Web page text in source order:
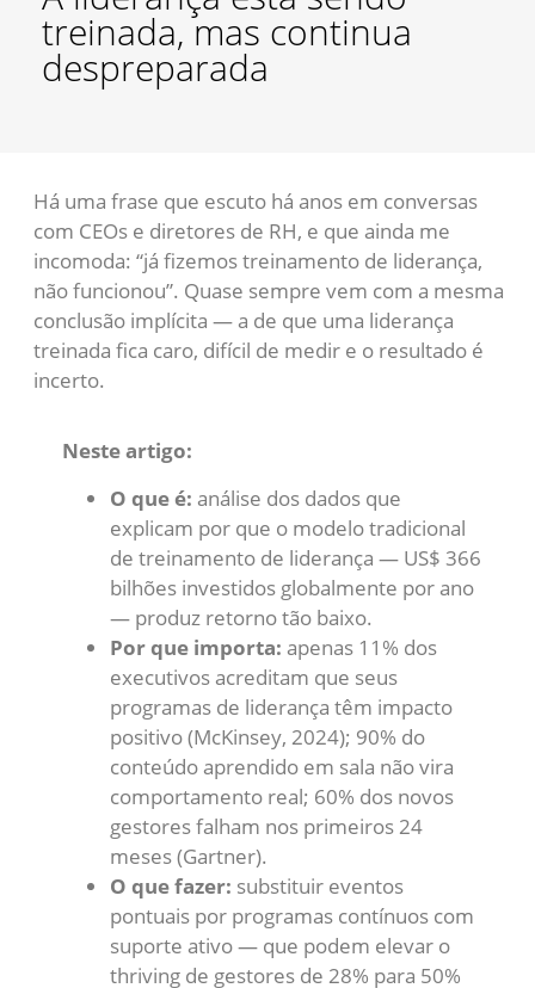
treinada, mas continua
despreparada
Há uma frase que escuto há anos em conversas
com CEOs e diretores de RH, e que ainda me
incomoda: “já fizemos treinamento de liderança,
não funcionou”. Quase sempre vem com a mesma
conclusão implícita — a de que uma liderança
treinada fica caro, difícil de medir e o resultado é
incerto.
Neste artigo:
O que é: análise dos dados que
explicam por que o modelo tradicional
de treinamento de liderança — US$ 366
bilhões investidos globalmente por ano
— produz retorno tão baixo.
Por que importa: apenas 11% dos
executivos acreditam que seus
programas de liderança têm impacto
positivo (McKinsey, 2024); 90% do
conteúdo aprendido em sala não vira
comportamento real; 60% dos novos
gestores falham nos primeiros 24
meses (Gartner).
O que fazer: substituir eventos
pontuais por programas contínuos com
suporte ativo — que podem elevar o
thriving de gestores de 28% para 50%